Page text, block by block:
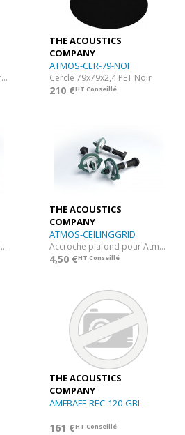
Cercle 79x79x2,4 PET Gris ardoise
THE ACOUSTICS
COMPANY
ATMOS-CER-79-NOI
Cercle 79x79x2,4 PET Noir
210 €HT Conseillé
Fixation suspension + élingue 3 mètres pour panneau Atmos
THE ACOUSTICS
COMPANY
ATMOS-CEILINGGRID
Accroche plafond pour Atmos
4,50 €HT Conseillé
THE ACOUSTICS
COMPANY
AMFBAFF-REC-120-GBL
161 €HT Conseillé